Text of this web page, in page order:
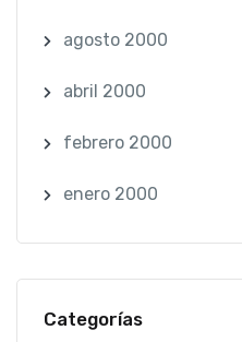
agosto 2000
abril 2000
febrero 2000
enero 2000
Categorías